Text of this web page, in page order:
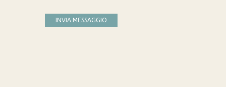
INVIA MESSAGGIO